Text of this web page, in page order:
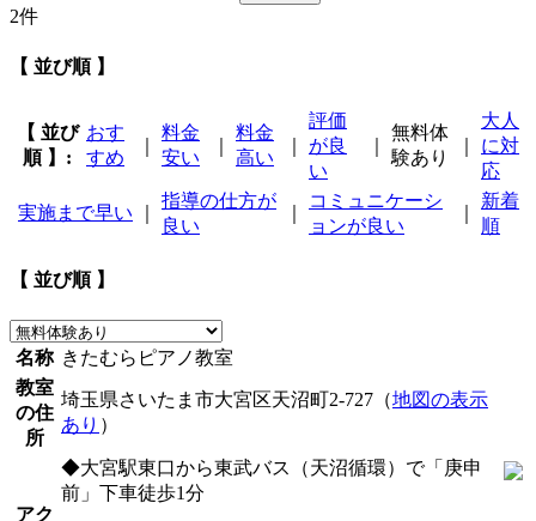
2件
【 並び順 】
【 並び
順 】:
おす
すめ
料金
安い
料金
高い
評価
が良
い
無料体
験あり
大人
に対
応
実施まで早い
指導の仕方が
良い
コミュニケーシ
ョンが良い
新着
順
【 並び順 】
名称 きたむらピアノ教室
教室
の住
所
埼玉県さいたま市大宮区天沼町2-727（地図の表示
あり ）
アク
◆大宮駅東口から東武バス（天沼循環）で「庚申
前」下車徒歩1分